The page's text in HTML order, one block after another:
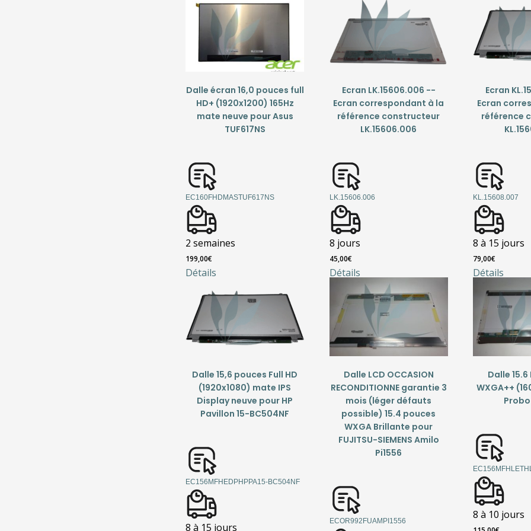
Détails
Dalle écran 16,0 pouces full
HD+ (1920x1200) 165Hz
mate neuve pour Asus
TUF617NS
EC160FHDMASTUF617NS
2 semaines
199,00€
Détails
Ecran LK.15606.006 --
Ecran correspondant à la
référence constructeur
LK.15606.006
LK.15606.006
8 jours
45,00€
Détails
Ecran
Ecran
référence
KL.15608.007
8 à 15 jours
79,00€
Dalle 15,6 pouces Full HD
(1920x1080) mate IPS
Display neuve pour HP
Pavillon 15-BC504NF
EC156MFHEDPHPPA15-BC504NF
8 à 15 jours
Dalle LCD OCCASION
RECONDITIONNE garantie 3
mois (léger défauts
possible) 15.4 pouces
WXGA Brillante pour
FUJITSU-SIEMENS Amilo
Pi1556
ECOR992FUAMPI1556
Dalle
WXGA++
8 à 10 jours